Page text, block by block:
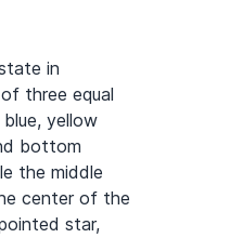
in
three equal
yellow
bottom
the middle
center of the
star,